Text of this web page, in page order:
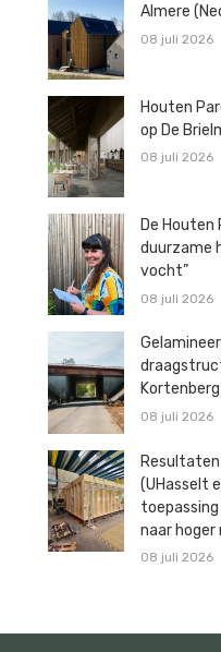
Almere
08 juli 2026
Houten
op De
08 juli 2026
De Houten
duurzame
vocht”
08 juli 2026
Kortenberg
08 juli 2026
(UHasselt
naar hoger
08 juli 2026